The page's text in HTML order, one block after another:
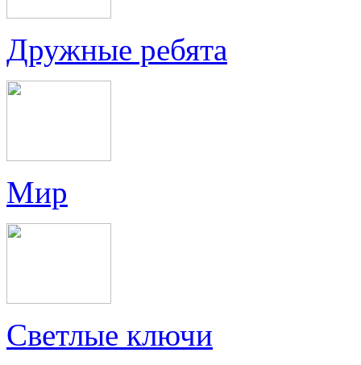
Дружные ребята
Мир
Светлые ключи